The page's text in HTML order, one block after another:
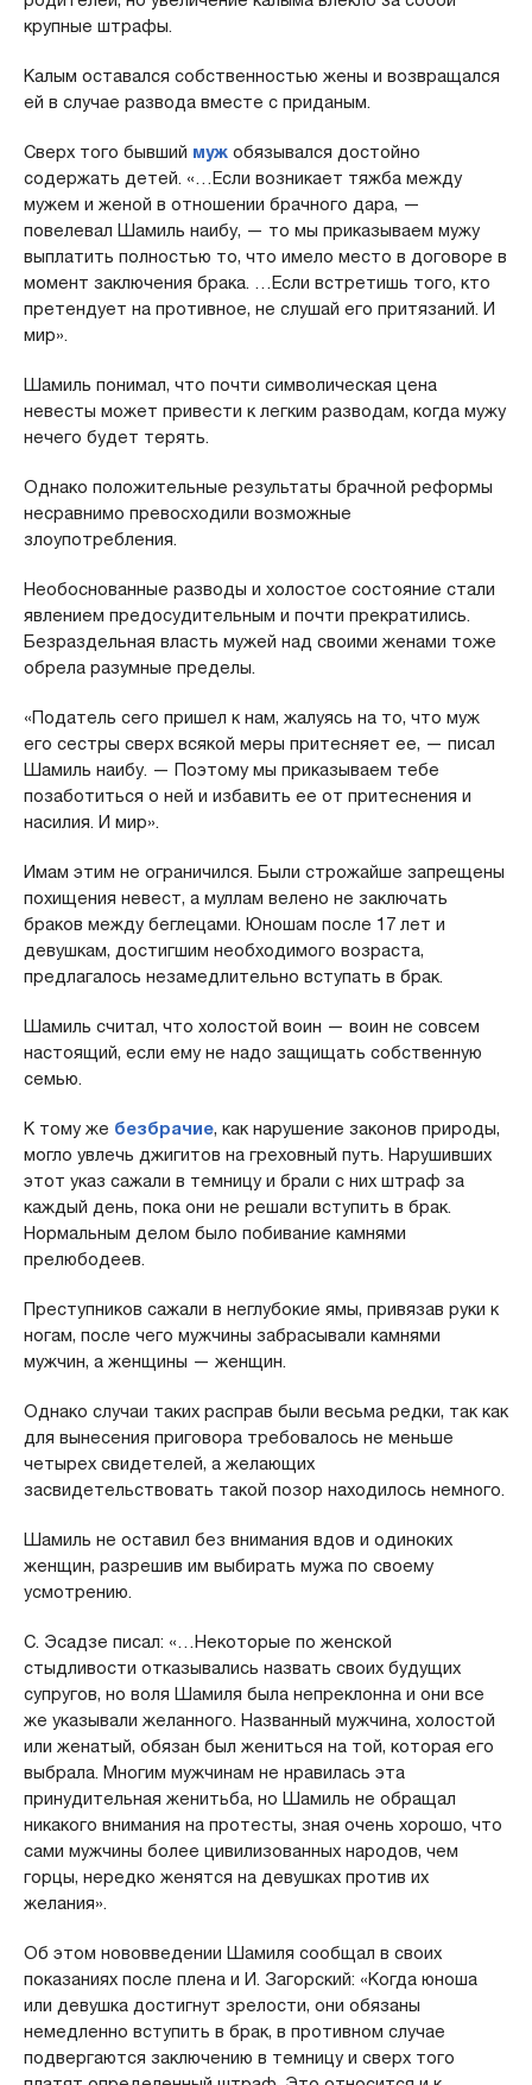
крупные штрафы.
Калым оставался собственностью жены и возвращался
ей в случае развода вместе с приданым.
Сверх того бывший мужобязывался достойно
содержать детей. «…Если возникает тяжба между
мужем и женой в отношении брачного дара, —
повелевал Шамиль наибу, — то мы приказываем мужу
выплатить полностью то, что имело место в договоре в
момент заключения брака. …Если встретишь того, кто
претендует на противное, не слушай его притязаний. И
мир».
Шамиль понимал, что почти символическая цена
невесты может привести к легким разводам, когда мужу
нечего будет терять.
Однако положительные результаты брачной реформы
несравнимо превосходили возможные
злоупотребления.
Необоснованные разводы и холостое состояние стали
явлением предосудительным и почти прекратились.
Безраздельная власть мужей над своими женами тоже
обрела разумные пределы.
«Податель сего пришел к нам, жалуясь на то, что муж
его сестры сверх всякой меры притесняет ее, — писал
Шамиль наибу. — Поэтому мы приказываем тебе
позаботиться о ней и избавить ее от притеснения и
насилия. И мир».
Имам этим не ограничился. Были строжайше запрещены
похищения невест, а муллам велено не заключать
браков между беглецами. Юношам после 17 лет и
девушкам, достигшим необходимого возраста,
предлагалось незамедлительно вступать в брак.
Шамиль считал, что холостой воин — воин не совсем
настоящий, если ему не надо защищать собственную
семью.
К тому же безбрачие, как нарушение законов природы,
могло увлечь джигитов на греховный путь. Нарушивших
этот указ сажали в темницу и брали с них штраф за
каждый день, пока они не решали вступить в брак.
Нормальным делом было побивание камнями
прелюбодеев.
Преступников сажали в неглубокие ямы, привязав руки к
ногам, после чего мужчины забрасывали камнями
мужчин, а женщины — женщин.
Однако случаи таких расправ были весьма редки, так как
для вынесения приговора требовалось не меньше
четырех свидетелей, а желающих
засвидетельствовать такой позор находилось немного.
Шамиль не оставил без внимания вдов и одиноких
женщин, разрешив им выбирать мужа по своему
усмотрению.
С. Эсадзе писал: «…Некоторые по женской
стыдливости отказывались назвать своих будущих
супругов, но воля Шамиля была непреклонна и они все
же указывали желанного. Названный мужчина, холостой
или женатый, обязан был жениться на той, которая его
выбрала. Многим мужчинам не нравилась эта
принудительная женитьба, но Шамиль не обращал
никакого внимания на протесты, зная очень хорошо, что
сами мужчины более цивилизованных народов, чем
горцы, нередко женятся на девушках против их
желания».
Об этом нововведении Шамиля сообщал в своих
показаниях после плена и И. Загорский: «Когда юноша
или девушка достигнут зрелости, они обязаны
немедленно вступить в брак, в противном случае
подвергаются заключению в темницу и сверх того